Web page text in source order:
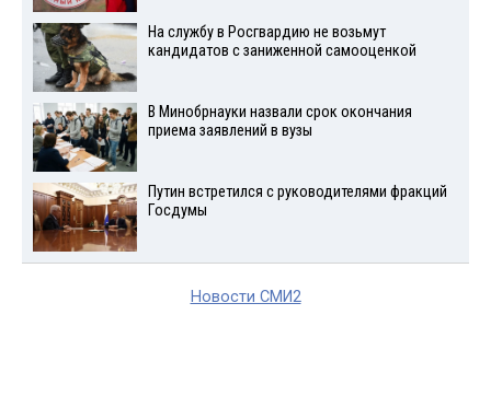
На службу в Росгвардию не возьмут
кандидатов с заниженной самооценкой
В Минобрнауки назвали срок окончания
приема заявлений в вузы
Путин встретился с руководителями фракций
Госдумы
Новости СМИ2